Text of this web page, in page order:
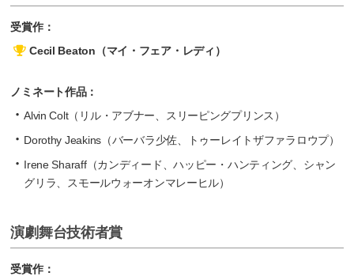
受賞作：
Cecil Beaton（マイ・フェア・レディ）
ノミネート作品：
Alvin Colt（リル・アブナー、スリーピングプリンス）
Dorothy Jeakins（バーバラ少佐、トゥーレイトザファラロウプ）
Irene Sharaff（カンディード、ハッピー・ハンティング、シャン
グリラ、スモールウォーオンマレーヒル）
演劇舞台技術者賞
受賞作：